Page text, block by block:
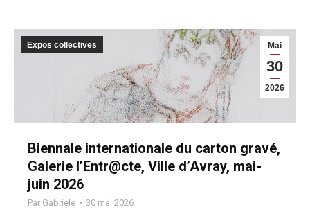
Mai
30
2026
Expos collectives
Biennale internationale du carton gravé,
Galerie l’Entr@cte, Ville d’Avray, mai-
juin 2026
Par Gabriele 30 mai 2026